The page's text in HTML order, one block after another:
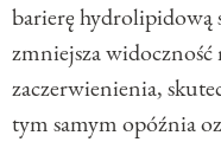
barierę
zmniejsza widoczność
zaczerwienienia,
tym samym opóźnia